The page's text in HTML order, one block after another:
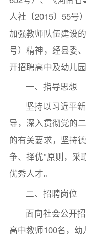
人社〔2015〕55号
加强教师队伍建设
号）精神，经县委
开招聘高中及幼儿园
一、指导思想
坚持以习近平
导，深入贯彻党的
的有关要求，坚持
争、择优”原则，采
优秀人才。
二、招聘岗位
面向社会公开
高中教师100名，幼